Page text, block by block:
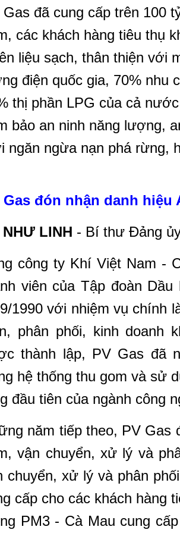
Gas đã cung cấp trên 100
các khách hàng tiêu thụ
liệu sạch, thân thiện với
điện quốc gia, 70% nhu
thị phần LPG của cả
bảo an ninh năng lượng,
ngăn ngừa nạn phá rừng,
Gas đón nhận danh
LINH - Bí thư Đảng
công ty Khí Việt Nam -
viên của Tập đoàn
1990 với nhiệm vụ chính
phân phối, kinh doanh
thành lập, PV Gas đã
hệ thống thu gom và sử
đầu tiên của ngành công
năm tiếp theo, PV Gas
vận chuyển, xử lý và
chuyển, xử lý và phân
cấp cho các khách hàng
PM3 - Cà Mau cung